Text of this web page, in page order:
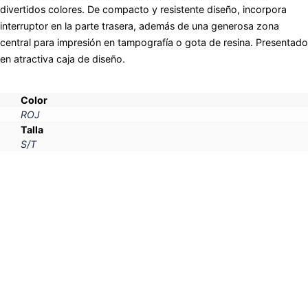
divertidos colores. De compacto y resistente diseño, incorpora
interruptor en la parte trasera, además de una generosa zona
central para impresión en tampografía o gota de resina. Presentado
en atractiva caja de diseño.
Color
ROJ
Talla
S/T